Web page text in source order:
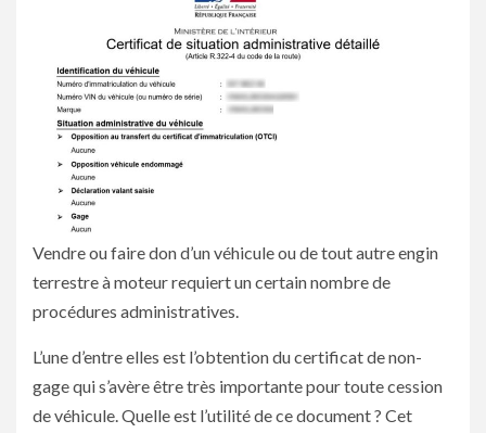
Vendre ou faire don d’un véhicule ou de tout autre engin
terrestre à moteur requiert un certain nombre de
procédures administratives.
L’une d’entre elles est l’obtention du certificat de non-
gage qui s’avère être très importante pour toute cession
de véhicule. Quelle est l’utilité de ce document ? Cet